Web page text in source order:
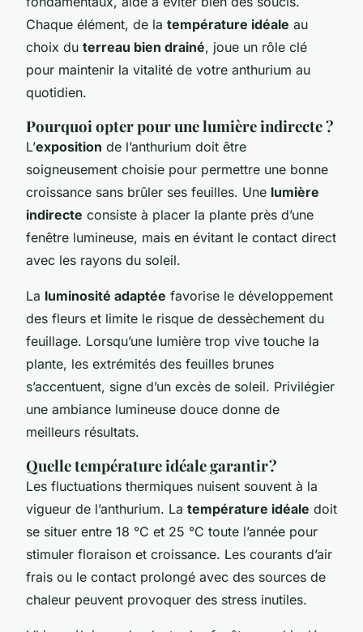
Chaque élément, de la température idéale au
choix du terreau bien drainé, joue un rôle clé
pour maintenir la vitalité de votre anthurium au
quotidien.
Pourquoi opter pour une lumière indirecte ?
L’exposition de l’anthurium doit être
soigneusement choisie pour permettre une bonne
croissance sans brûler ses feuilles. Une lumière
indirecte consiste à placer la plante près d’une
fenêtre lumineuse, mais en évitant le contact direct
avec les rayons du soleil.
La luminosité adaptée favorise le développement
des fleurs et limite le risque de dessèchement du
feuillage. Lorsqu’une lumière trop vive touche la
plante, les extrémités des feuilles brunes
s’accentuent, signe d’un excès de soleil. Privilégier
une ambiance lumineuse douce donne de
meilleurs résultats.
Quelle température idéale garantir ?
Les fluctuations thermiques nuisent souvent à la
vigueur de l’anthurium. La température idéale doit
se situer entre 18 °C et 25 °C toute l’année pour
stimuler floraison et croissance. Les courants d’air
frais ou le contact prolongé avec des sources de
chaleur peuvent provoquer des stress inutiles.